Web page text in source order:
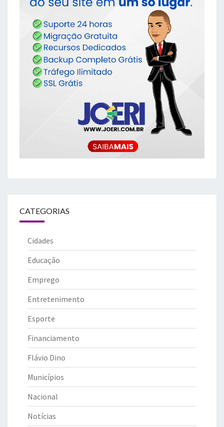
CATEGORIAS
Cidades
Educação
Emprego
Entretenimento
Esporte
Financiamento
Flávio Dino
Municípios
Nacional
Notícias